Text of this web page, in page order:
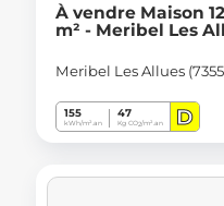
À vendre Maison
m² - Meribel Les
Meribel Les Allues
155
kWh/m².an
47
Kg CO2/m².an D